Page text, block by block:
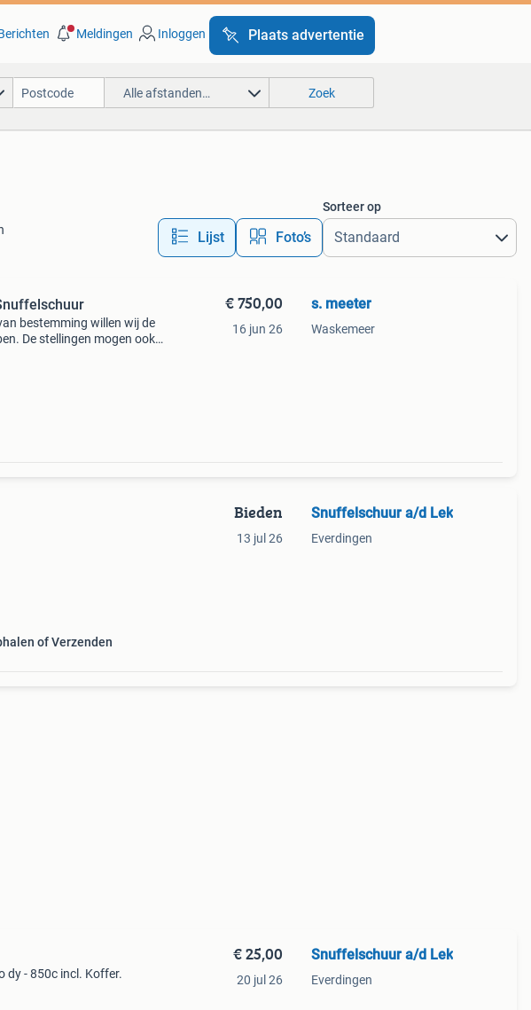
Meldingen Inloggen Plaats advertentie
Alle afstanden… Zoek
Lijst Foto’s
Sorteer op
bestemming willen wij de
De stellingen mogen ook
€ 750,00
16 jun 26
s. meeter
Waskemeer
of Verzenden
Bieden
13 jul 26
Snuffelschuur a/d Lek
Everdingen
dy - 850c incl. Koffer.
€ 25,00
20 jul 26
Snuffelschuur a/d Lek
Everdingen